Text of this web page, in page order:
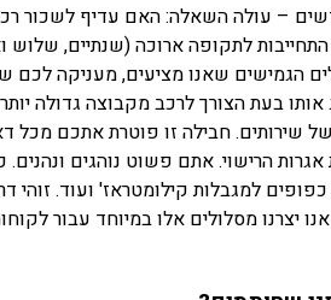
– עולה השאלה: האם עדיף לשכור
לתקופה ארוכה (שנתיים, שלוש
הגמישים שאנו מציעים, מעניקה לכם
בעת הצורך לרכב מקבוצה גדולה
שירותים. חבילה זו פוטרת אתכם
הרישוי. אתם פשוט נוהגים ונהנים.
למגבלות קילומטראז' ועוד. זוהי
יצרנו מסלולים אלו במיוחד עבור